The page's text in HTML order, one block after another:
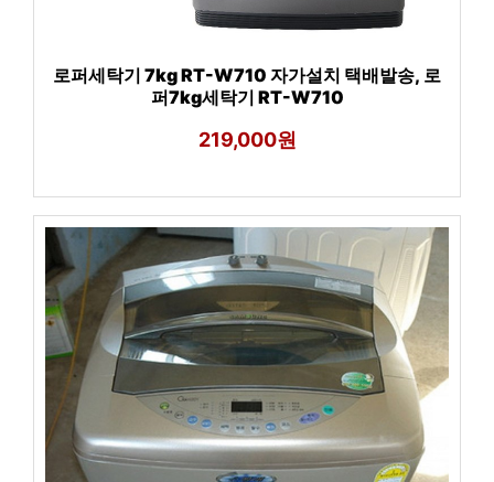
로퍼세탁기 7kg RT-W710 자가설치 택배발송, 로
퍼7kg세탁기 RT-W710
219,000원